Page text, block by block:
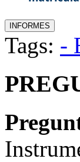
Tags: -